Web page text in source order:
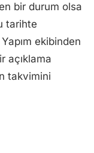
bir durum olsa
tarihte
ekibinden
açıklama
takvimini